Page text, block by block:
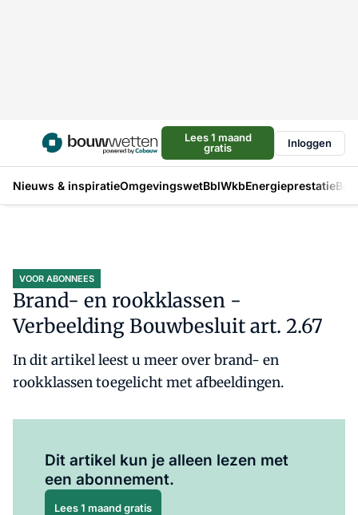
Lees 1 maand
gratis
Inloggen
Nieuws & inspiratieOmgevingswetBblWkbEnergieprestatie
VOOR ABONNEES
Brand- en rookklassen -
Verbeelding Bouwbesluit art. 2.67
In dit artikel leest u meer over brand- en
rookklassen toegelicht met afbeeldingen.
Dit artikel kun je alleen lezen met
een abonnement.
Lees 1 maand gratis